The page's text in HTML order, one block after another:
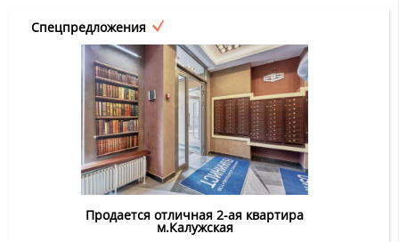
Спецпредложения
Продается отличная 2-ая квартира
м.Калужская